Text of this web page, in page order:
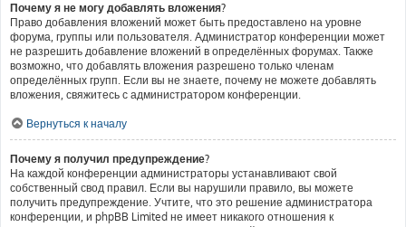
Почему я не могу добавлять вложения?
Право добавления вложений может быть предоставлено на уровне
форума, группы или пользователя. Администратор конференции может
не разрешить добавление вложений в определённых форумах. Также
возможно, что добавлять вложения разрешено только членам
определённых групп. Если вы не знаете, почему не можете добавлять
вложения, свяжитесь с администратором конференции.
Вернуться к началу
Почему я получил предупреждение?
На каждой конференции администраторы устанавливают свой
собственный свод правил. Если вы нарушили правило, вы можете
получить предупреждение. Учтите, что это решение администратора
конференции, и phpBB Limited не имеет никакого отношения к